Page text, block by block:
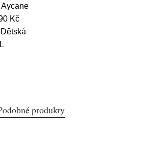
Aycane
Kč
Dětská
L
produkty